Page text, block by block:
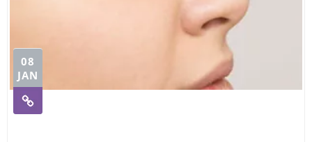
08
JAN